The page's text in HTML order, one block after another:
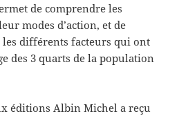
de comprendre les
modes d’action, et de
les différents facteurs qui ont
des 3 quarts de la population
éditions Albin Michel a reçu